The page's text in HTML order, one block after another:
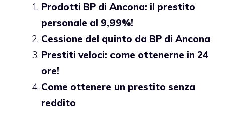
Prodotti BP di Ancona: il prestito
personale al 9,99%!
Cessione del quinto da BP di Ancona
Prestiti veloci: come ottenerne in 24
ore!
Come ottenere un prestito senza
reddito